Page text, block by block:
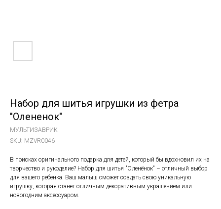
Набор для шитья игрушки из фетра
"Олененок"
МУЛЬТИЗАВРИК
SKU: MZVR0046
В поисках оригинального подарка для детей, который бы вдохновил их на
творчество и рукоделие? Набор для шитья "Оленёнок" – отличный выбор
для вашего ребенка. Ваш малыш сможет создать свою уникальную
игрушку, которая станет отличным декоративным украшением или
новогодним аксессуаром.